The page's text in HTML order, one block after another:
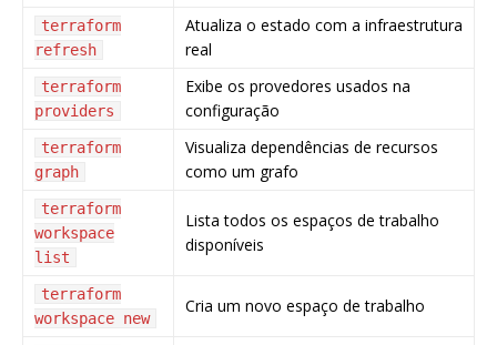
terraform
refresh
Atualiza o estado com a infraestrutura
real
terraform
providers
Exibe os provedores usados na
configuração
terraform
graph
Visualiza dependências de recursos
como um grafo
terraform
workspace
list
Lista todos os espaços de trabalho
disponíveis
terraform
workspace new
Cria um novo espaço de trabalho